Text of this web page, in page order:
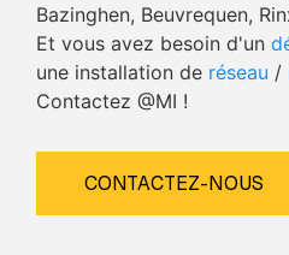
Bazinghen, Beuvrequen,
Et vous avez besoin d'un
une installation de réseau /
Contactez @MI !
CONTACTEZ-NOUS